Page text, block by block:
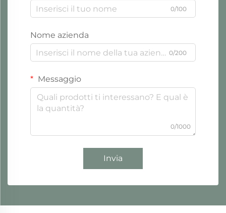
0/100
Nome azienda
0/200
Messaggio
0/1000
Invia